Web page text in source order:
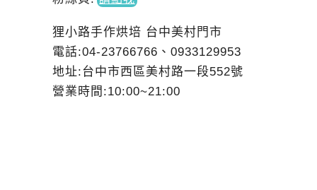
狸小路手作烘培 台中美村門市
電話:04-23766766、0933129953
地址:台中市西區美村路一段552號
營業時間:10:00~21:00